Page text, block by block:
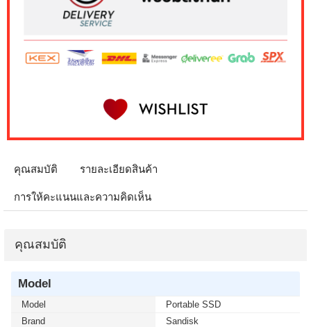
คุณสมบัติ รายละเอียดสินค้า
การให้คะแนนและความคิดเห็น
คุณสมบัติ
Model
Model
Portable SSD
Brand
Sandisk